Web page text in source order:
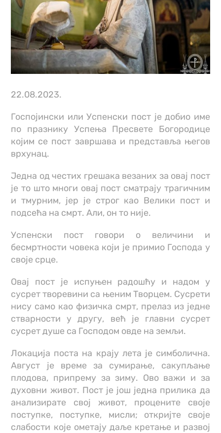
22.08.2023.
Госпојински или Успенски пост је добио име
по празнику Успења Пресвете Богородице
којим се пост завршава и представља његов
врхунац.
Једна од честих грешака везаних за овај пост
је то што многи овај пост сматрају трагичним
и тмурним, јер је строг као Велики пост и
подсећа на смрт. Али, он то није.
Успенски пост говори о величини и
бесмртности човека који је примио Господа у
своје срце.
Овај пост је испуњен радошћу и надом у
сусрет творевини са њеним Творцем. Сусрети
нису само као физичка смрт, прелаз из једне
стварности у другу, већ је главни сусрет
сусрет душе са Господом овде на земљи.
Локација поста на крају лета је симболична.
Август је време за сумирање, сакупљање
плодова, припрему за зиму. Ово важи и за
духовни живот. Пост је још једна прилика да
анализирате свој живот, процените своје
поступке, поступке, мисли; откријте своје
слабости које ометају даље кретање и развој